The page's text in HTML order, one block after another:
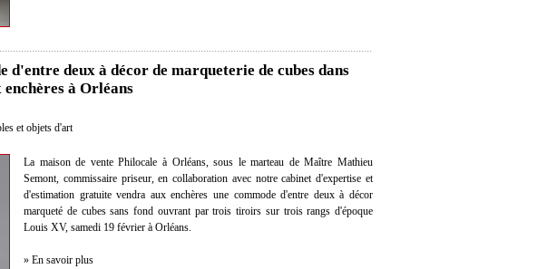
d'entre deux à décor de marqueterie de cubes dans
à Orléans
et objets d'art
La maison de vente Philocale à Orléans, sous le marteau de Maître Mathieu
Semont, commissaire priseur, en collaboration avec notre cabinet d'expertise et
d'estimation gratuite vendra aux enchères une commode d'entre deux à décor
marqueté de cubes sans fond ouvrant par trois tiroirs sur trois rangs d'époque
Louis XV, samedi 19 février à Orléans.
» En savoir plus